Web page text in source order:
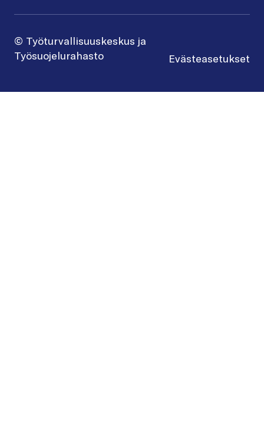
© Työturvallisuuskeskus ja
Työsuojelurahasto
Evästeasetukset